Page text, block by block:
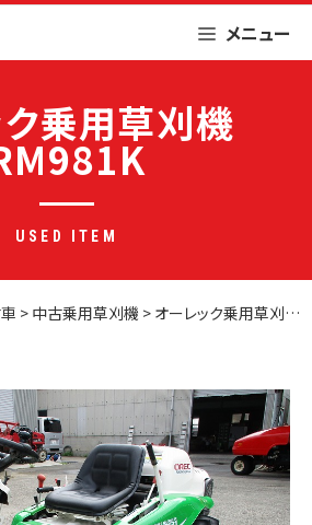
メニュー
ク乗用草刈機
USED ITEM
> 中古乗用草刈機 > オーレック乗用草刈機 RM981K